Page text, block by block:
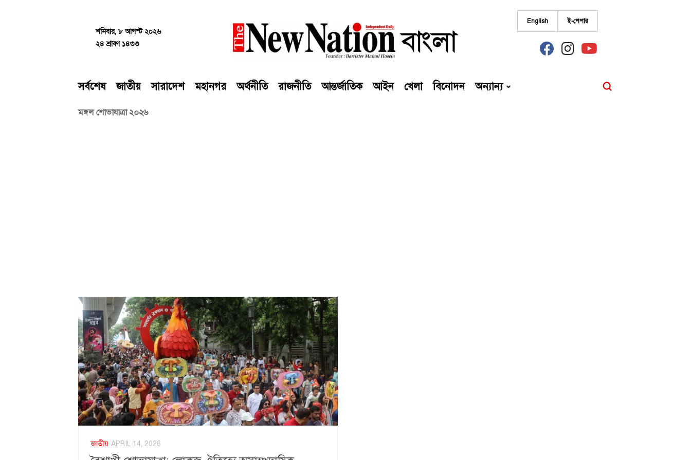
শনিবার, ৮ আগস্ট ২০২৬
২৪ শ্রাবণ ১৪৩৩
English ই-পেপার
fab
fa-
fab
fa-
fab
fa-
সর্বশেষ জাতীয় সারাদেশ মহানগর অর্থনীতি রাজনীতি আন্তর্জাতিক আইন খেলা বিনোদন অন্যান্য
মঙ্গল শোভাযাত্রা ২০২৬
জাতীয় APRIL 14, 2026